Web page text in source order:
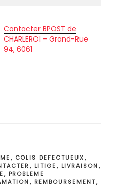
Contacter BPOST de
CHARLEROI – Grand-Rue
94, 6061
, COLIS DEFECTUEUX,
, LITIGE, LIVRAISON,
, PROBLEME
, REMBOURSEMENT,